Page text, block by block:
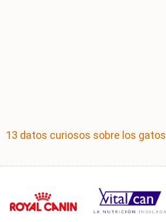
13 datos curiosos sobre los gatos